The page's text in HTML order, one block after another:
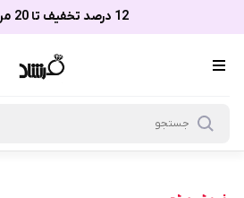
12 درصد تخفیف تا 20 مرداد ماه